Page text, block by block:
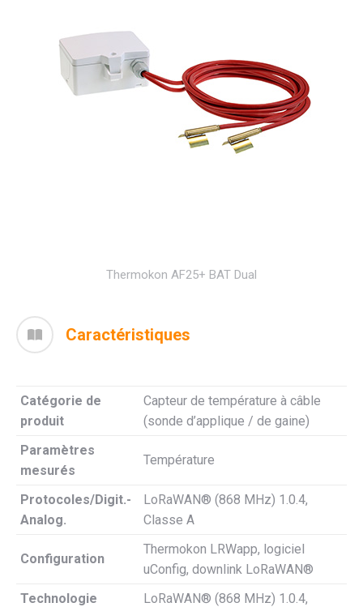
Thermokon AF25+ BAT Dual
Caractéristiques
Catégorie de
produit
Capteur de température à câble
(sonde d’applique / de gaine)
Paramètres
mesurés
Température
Protocoles/Digit.-
Analog.
LoRaWAN® (868 MHz) 1.0.4,
Classe A
Configuration
Thermokon LRWapp, logiciel
uConfig, downlink LoRaWAN®
Technologie
LoRaWAN® (868 MHz) 1.0.4,